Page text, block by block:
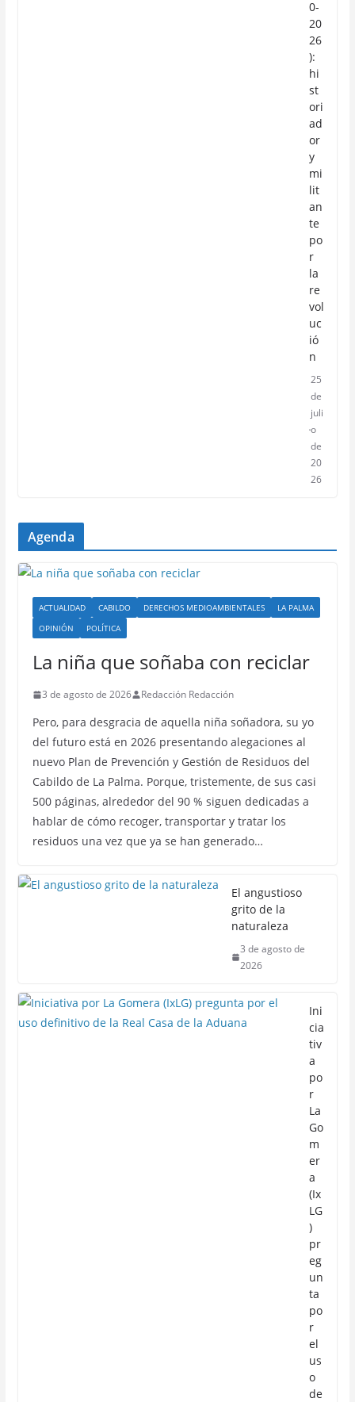
0-
20
26
):
hi
st
ori
ad
or
y
mi
lit
an
te
po
r
la
re
vol
uc
ió
n
25
de
juli
o
de
20
26
Agenda
ACTUALIDAD CABILDO DERECHOS MEDIOAMBIENTALES
LA PALMA
OPINIÓN
POLÍTICA
La niña que soñaba con reciclar
3 de agosto de 2026 Redacción Redacción
Pero, para desgracia de aquella niña soñadora, su yo
del futuro está en 2026 presentando alegaciones al
nuevo Plan de Prevención y Gestión de Residuos del
Cabildo de La Palma. Porque, tristemente, de sus casi
500 páginas, alrededor del 90 % siguen dedicadas a
hablar de cómo recoger, transportar y tratar los
residuos una vez que ya se han generado…
El angustioso
grito de la
naturaleza
3 de agosto de
2026
Ini
cia
tiv
a
po
r
La
Go
m
er
a
(Ix
LG
)
pr
eg
un
ta
po
r
el
us
o
de